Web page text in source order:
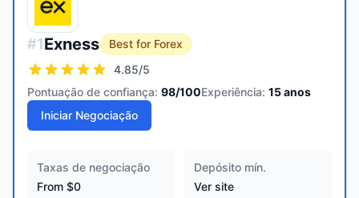
#1Exness
Best for Forex
4.85/5
Pontuação de confiança: 98/100Experiência: 15anos
Iniciar Negociação
Taxas de negociação
From $0
Depósito mín.
Ver site